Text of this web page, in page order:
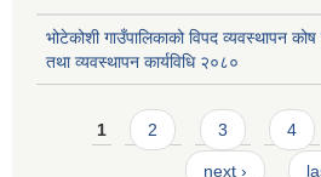
भोटेकोशी गाउँपालिकाको विपद व्यवस्थापन
तथा व्यवस्थापन कार्यविधि २०८०
Pages
1 2 3 4
next ›